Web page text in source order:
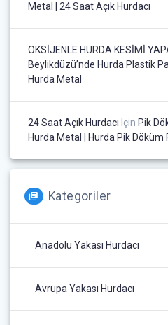
Metal | 24 Saat Açık Hurdacı
OKSİJENLE HURDA KESİMİ
Beylikdüzü’nde Hurda Plastik
Hurda Metal
24 Saat Açık Hurdacı Için Pik
Hurda Metal | Hurda Pik Döküm
Kategoriler
Anadolu Yakası Hurdacı
Avrupa Yakası Hurdacı